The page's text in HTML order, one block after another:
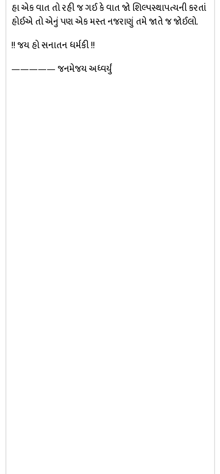
હા એક વાત તો રહી જ ગઈ કે વાત જો શિલ્પસ્થાપત્યની કરતાં
હોઈએ તો એનું પણ એક મસ્ત નજરાણું તમે જાતે જ જોઈલો.
!! જય હો સનાતન ધર્મકી !!
————— જનમેજય અધ્વર્યું